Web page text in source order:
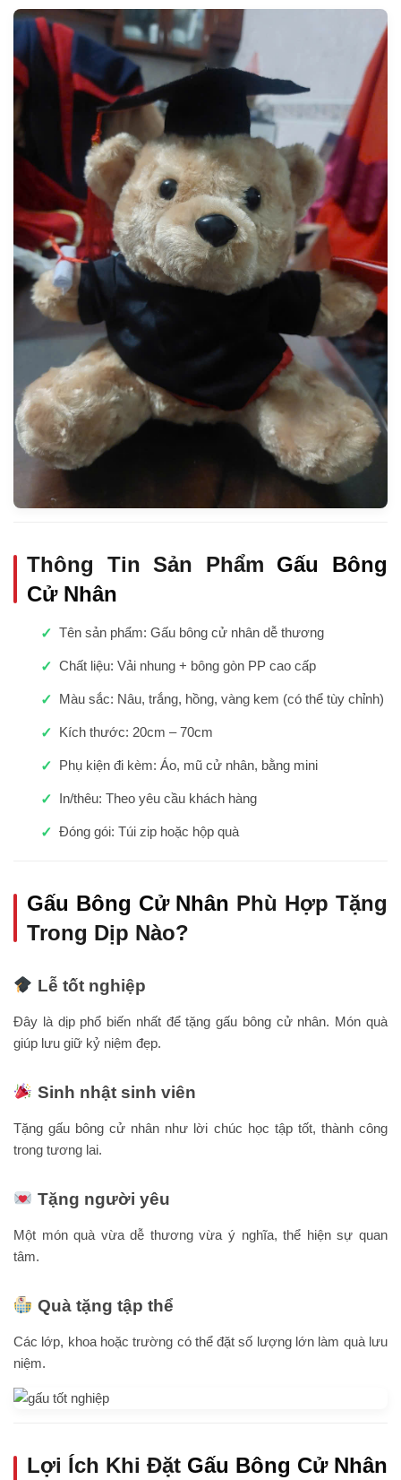
Thông Tin Sản Phẩm Gấu Bông
Cử Nhân
Tên sản phẩm: Gấu bông cử nhân dễ thương
Chất liệu: Vải nhung + bông gòn PP cao cấp
Màu sắc: Nâu, trắng, hồng, vàng kem (có thể tùy chỉnh)
Kích thước: 20cm – 70cm
Phụ kiện đi kèm: Áo, mũ cử nhân, bằng mini
In/thêu: Theo yêu cầu khách hàng
Đóng gói: Túi zip hoặc hộp quà
Gấu Bông Cử Nhân Phù Hợp Tặng
Trong Dịp Nào?
Lễ tốt nghiệp
Đây là dịp phổ biến nhất để tặng gấu bông cử nhân. Món quà
giúp lưu giữ kỷ niệm đẹp.
Sinh nhật sinh viên
Tặng gấu bông cử nhân như lời chúc học tập tốt, thành công
trong tương lai.
Tặng người yêu
Một món quà vừa dễ thương vừa ý nghĩa, thể hiện sự quan
tâm.
Quà tặng tập thể
Các lớp, khoa hoặc trường có thể đặt số lượng lớn làm quà lưu
niệm.
Lợi Ích Khi Đặt Gấu Bông Cử Nhân